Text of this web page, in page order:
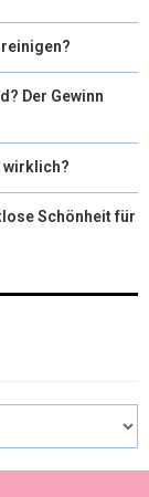
Der Gewinn
wirklich?
Schönheit für